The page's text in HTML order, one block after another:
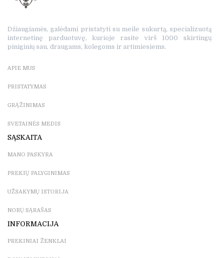
Džiaugiamės, galėdami pristatyti su meile sukurtą, specializuotą
internetinę parduotuvę, kurioje rasite virš 1000 skirtingų
piniginių sau, draugams, kolegoms ir artimiesiems.
APIE MUS
PRISTATYMAS
GRĄŽINIMAS
SVETAINĖS MEDIS
SĄSKAITA
MANO PASKYRA
PREKIŲ PALYGINIMAS
UŽSAKYMŲ ISTORIJA
NORŲ SĄRAŠAS
INFORMACIJA
PREKINIAI ŽENKLAI